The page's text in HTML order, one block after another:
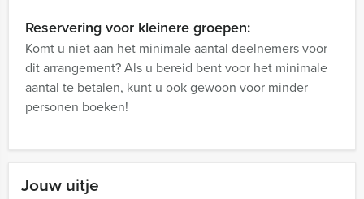
Jouw uitje
Reservering voor kleinere groepen:
Komt u niet aan het minimale aantal deelnemers voor
dit arrangement? Als u bereid bent voor het minimale
aantal te betalen, kunt u ook gewoon voor minder
personen boeken!